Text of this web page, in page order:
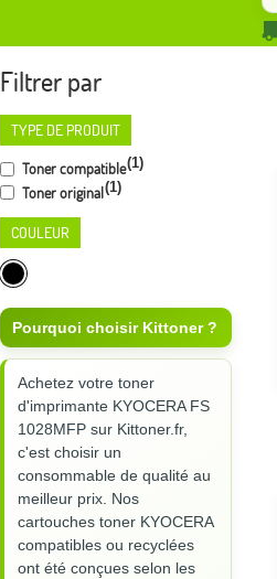
Filtrer par
TYPE DE PRODUIT
Toner compatible(1)
Toner original(1)
COULEUR
Pourquoi choisir Kittoner ?
Achetez votre toner
d'imprimante KYOCERA FS
1028MFP sur Kittoner.fr,
c'est choisir un
consommable de qualité au
meilleur prix. Nos
cartouches toner KYOCERA
compatibles ou recyclées
ont été conçues selon les